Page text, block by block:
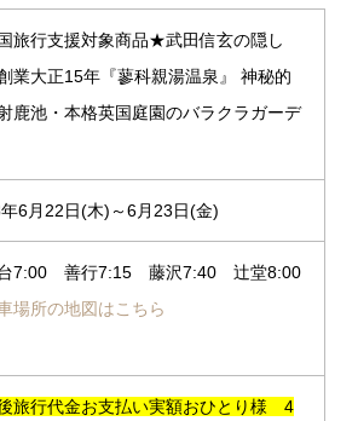
旅行支援対象商品★武田信玄の隠し
大正15年『蓼科親湯温泉』 神秘的
鹿池・本格英国庭園のバラクラガーデ
6月22日(木)～6月23日(金)
7:00 善行7:15 藤沢7:40 辻堂8:00
場所の地図はこちら
旅行代金お支払い実額おひとり様 4